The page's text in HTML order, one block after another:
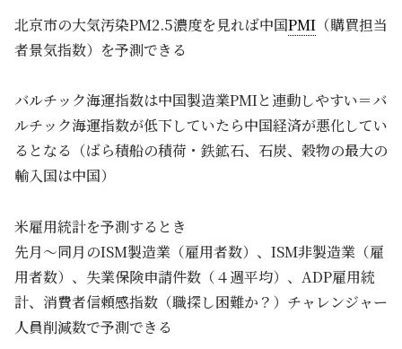
北京市の大気汚染PM2.5濃度を見れば中国PMI （購買担当
者景気指数）を予測できる
バルチック海運指数は中国製造業PMIと連動しやすい＝バ
ルチック海運指数が低下していたら中国経済が悪化してい
るとなる（ばら積船の積荷・鉄鉱石、石炭、穀物の最大の
輸入国は中国）
米雇用統計を予測するとき
先月～同月のISM製造業（雇用者数）、ISM非製造業（雇
用者数）、失業保険申請件数（４週平均）、ADP雇用統
計、消費者信頼感指数（職探し困難か？）チャレンジャー
人員削減数で予測できる